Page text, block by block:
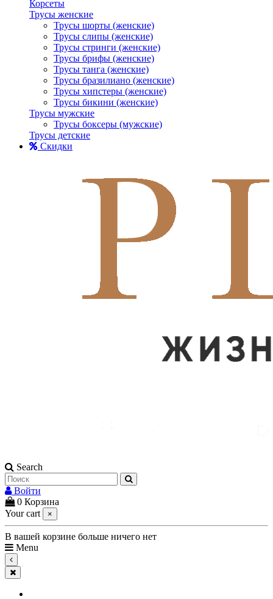
Корсеты
Трусы женские
Трусы шорты (женские)
Трусы слипы (женские)
Трусы стринги (женские)
Трусы брифы (женские)
Трусы танга (женские)
Трусы бразилиано (женские)
Трусы хипстеры (женские)
Трусы бикини (женские)
Трусы мужские
Трусы боксеры (мужские)
Трусы детские
Скидки
Search
Войти
0 Корзина
Your cart
×
В вашей корзине больше ничего нет
Menu